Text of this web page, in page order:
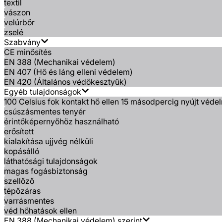
textil
vászon
velúrbőr
zselé
Szabvány
CE minősítés
EN 388 (Mechanikai védelem)
EN 407 (Hő és láng elleni védelem)
EN 420 (Általános védőkesztyűk)
Egyéb tulajdonságok
100 Celsius fok kontakt hő ellen 15 másodpercig nyújt
csúszásmentes tenyér
érintőképernyőhöz használható
erősített
kialakítása ujjvég nélküli
kopásálló
láthatósági tulajdonságok
magas fogásbiztonság
szellőző
tépőzáras
varrásmentes
véd hőhatások ellen